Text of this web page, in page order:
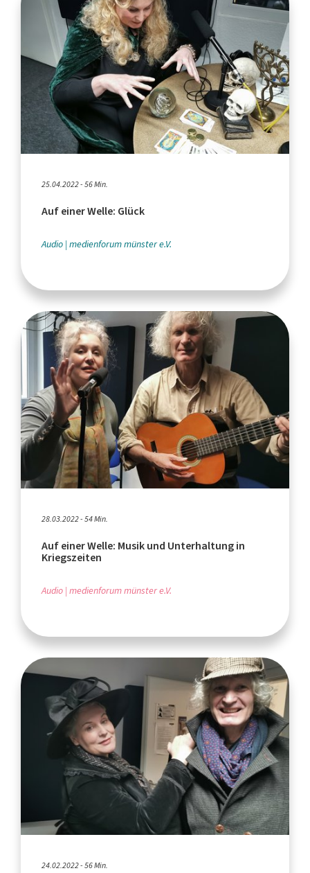
25.04.2022 - 56 Min.
Auf einer Welle: Glück
Audio medienforum münster e.V.
28.03.2022 - 54 Min.
Auf einer Welle: Musik und Unterhaltung in
Kriegszeiten
Audio medienforum münster e.V.
24.02.2022 - 56 Min.